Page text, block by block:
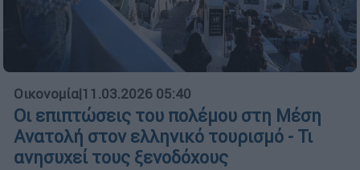
Οικονομία|11.03.2026 05:40
Οι επιπτώσεις του πολέμου στη Μέση
Ανατολή στον ελληνικό τουρισμό - Τι
ανησυχεί τους ξενοδόχους